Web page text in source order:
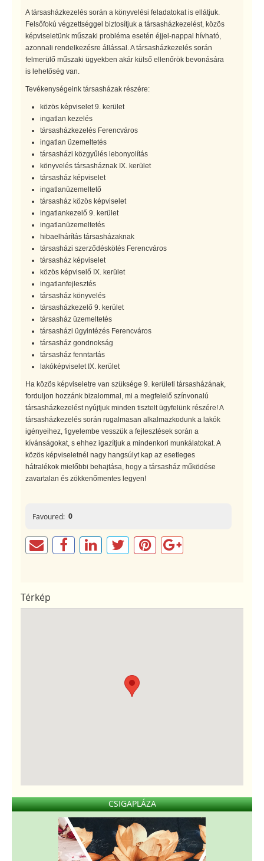
A társasházkezelés során a könyvelési feladatokat is ellátjuk.
Felsőfokú végzettséggel biztosítjuk a társasházkezelést, közös
képviseletünk műszaki probléma esetén éjjel-nappal hívható,
azonnali rendelkezésre állással. A társasházkezelés során
felmerülő műszaki ügyekben akár külső ellenőrök bevonására
is lehetőség van.
Tevékenységeink társasházak részére:
közös képviselet 9. kerület
ingatlan kezelés
társasházkezelés Ferencváros
ingatlan üzemeltetés
társasházi közgyűlés lebonyolítás
könyvelés társasháznak IX. kerület
társasház képviselet
ingatlanüzemeltető
társasház közös képviselet
ingatlankezelő 9. kerület
ingatlanüzemeltetés
hibaelhárítás társasházaknak
társasházi szerződéskötés Ferencváros
társasház képviselet
közös képviselő IX. kerület
ingatlanfejlesztés
társasház könyvelés
társasházkezelő 9. kerület
társasház üzemeltetés
társasházi ügyintézés Ferencváros
társasház gondnokság
társasház fenntartás
lakóképviselet IX. kerület
Ha közös képviseletre van szüksége 9. kerületi társasházának,
forduljon hozzánk bizalommal, mi a megfelelő színvonalú
társasházkezelést nyújtjuk minden tisztelt ügyfelünk részére! A
társasházkezelés során rugalmasan alkalmazkodunk a lakók
igényeihez, figyelembe vesszük a fejlesztések során a
kívánságokat, s ehhez igazítjuk a mindenkori munkálatokat. A
közös képviseletnél nagy hangsúlyt kap az esetleges
hátralékok mielőbbi behajtása, hogy a társasház működése
zavartalan és zökkenőmentes legyen!
Favoured: 0
Térkép
CSIGAPLÁZA